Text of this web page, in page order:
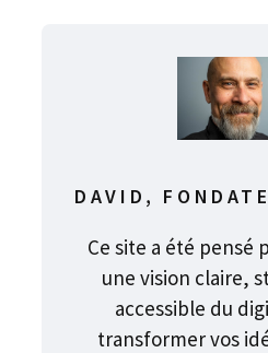
DAVID,
Ce site a été pensé
une vision claire,
accessible du
transformer vos